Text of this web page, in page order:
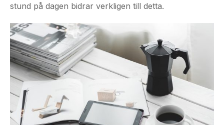
stund på dagen bidrar verkligen till detta.